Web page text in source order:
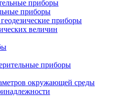
приборы
приборы
приборы
величин
приборы
окружающей среды